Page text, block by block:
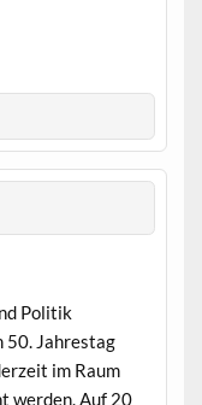
Politik
Jahrestag
im Raum
werden. Auf 20